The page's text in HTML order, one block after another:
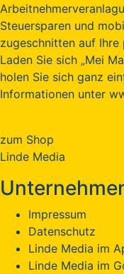
Steuersparen und
zugeschnitten auf Ihre
Laden Sie sich „Mei
holen Sie sich ganz
Informationen unter
zum Shop
Linde Media
Impressum
Datenschutz
Linde Media im
Linde Media im